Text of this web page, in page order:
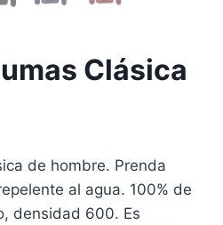
Clásica
de hombre. Prenda
al agua. 100% de
densidad 600. Es